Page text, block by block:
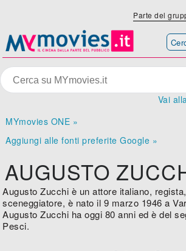
Parte del
Vai
MYmovies ONE »
Aggiungi alle fonti preferite Google »
AUGUSTO
Augusto Zucchi è un attore italiano,
sceneggiatore, è nato il 9 marzo 1946 a
Augusto Zucchi ha oggi 80 anni ed è del
Pesci.